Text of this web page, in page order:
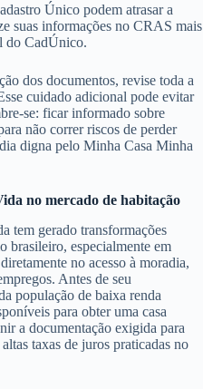
Único podem atrasar a
suas informações no CRAS mais
do CadÚnico.
dos documentos, revise toda a
cuidado adicional pode evitar
se: ficar informado sobre
não correr riscos de perder
digna pelo Minha Casa Minha
no mercado de habitação
tem gerado transformações
brasileiro, especialmente em
no acesso à moradia,
Antes de seu
população de baixa renda
para obter uma casa
a documentação exigida para
taxas de juros praticadas no